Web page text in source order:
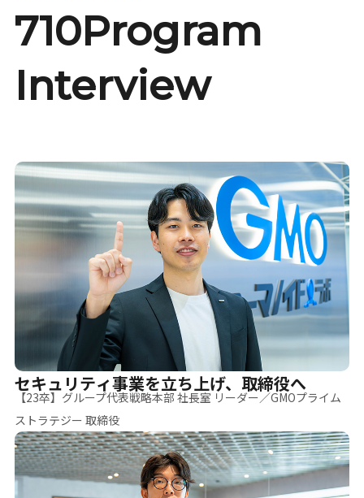
710Program
Interview
セキュリティ事業を立ち上げ、取締役へ
【23卒】グループ代表戦略本部 社長室 リーダー／GMOプライム
ストラテジー 取締役